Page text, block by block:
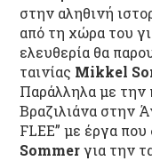
στην αληθινή
από τη χώρα του
ελευθερία θα
ταινίας Mikkel
Παράλληλα με την
Βραζιλιάνα στην
FLEE” με έργα
Sommerγια την